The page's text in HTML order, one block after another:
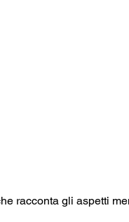
racconta gli aspetti